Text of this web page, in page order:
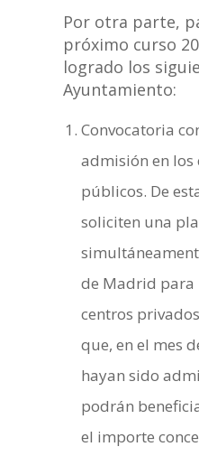
Por otra parte,
próximo curso
logrado los
Ayuntamiento:
Convocatoria
admisión en los
públicos. De
soliciten una
de Madrid para
centros
que, en el mes
hayan sido
podrán
el importe